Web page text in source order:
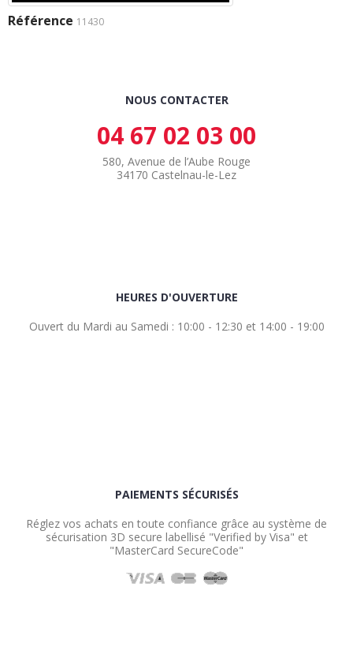
Référence 11430
NOUS CONTACTER
04 67 02 03 00
580, Avenue de l’Aube Rouge
34170 Castelnau-le-Lez
HEURES D'OUVERTURE
Ouvert du Mardi au Samedi : 10:00 - 12:30 et 14:00 - 19:00
PAIEMENTS SÉCURISÉS
Réglez vos achats en toute confiance grâce au système de
sécurisation 3D secure labellisé "Verified by Visa" et
"MasterCard SecureCode"